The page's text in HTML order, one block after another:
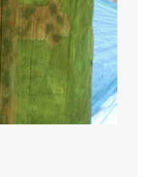
v Choceradech z.s.
4
614